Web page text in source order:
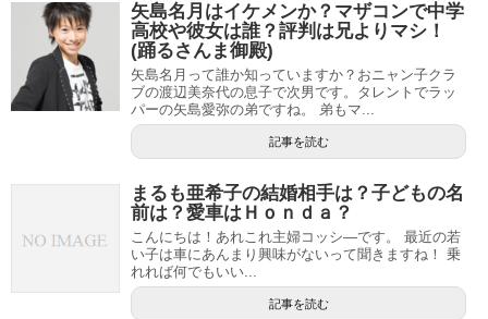
矢島名月はイケメンか？マザコンで中学
高校や彼女は誰？評判は兄よりマシ！
(踊るさんま御殿)
矢島名月って誰か知っていますか？おニャン子クラ
ブの渡辺美奈代の息子で次男です。タレントでラッ
パーの矢島愛弥の弟ですね。 弟もマ...
記事を読む
まるも亜希子の結婚相手は？子どもの名
前は？愛車はＨｏｎｄａ？
こんにちは！あれこれ主婦コッシ―です。 最近の若
い子は車にあんまり興味がないって聞きますね！ 乗
れれば何でもいい...
記事を読む